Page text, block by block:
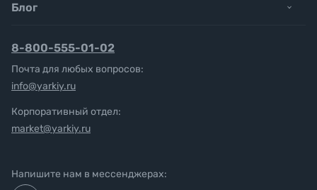
Блог
8-800-555-01-02
Почта для любых вопросов:
info@yarkiy.ru
Корпоративный отдел:
market@yarkiy.ru
Напишите нам в мессенджерах: